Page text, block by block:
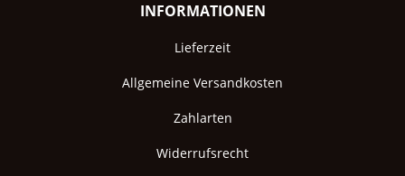
INFORMATIONEN
Lieferzeit
Allgemeine Versandkosten
Zahlarten
Widerrufsrecht